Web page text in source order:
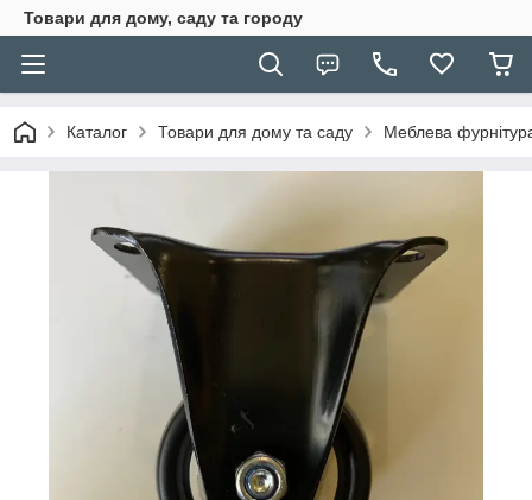
Товари для дому, саду та городу
Каталог Товари для дому та саду Меблева